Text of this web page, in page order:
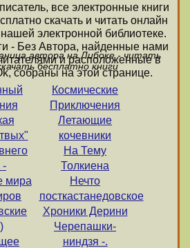
все электронные книги
скачать и читать онлайн
электронной библиотеке.
- Без Автора, найденные нами
и расположенные в
собраны на этой странице.
автора на Либоке - читать
бесплатно книги
-
мира
Космические
Приключения
Летающие
кочевники
На Тему
Толкиена
Нечто
посткастанедовское
Хроники Дерини
Черепашки-
ниндзя -.